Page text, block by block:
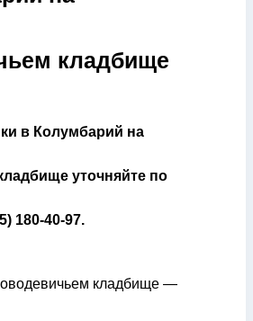
кладбище
в Колумбарий на
уточняйте по
180-40-97.
кладбище —